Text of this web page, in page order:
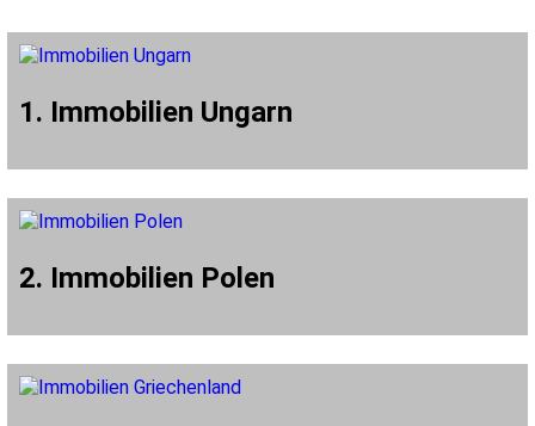
1. Immobilien Ungarn
2. Immobilien Polen